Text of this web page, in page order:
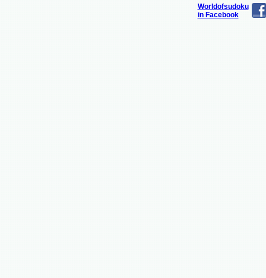
Worldofsudoku
in Facebook